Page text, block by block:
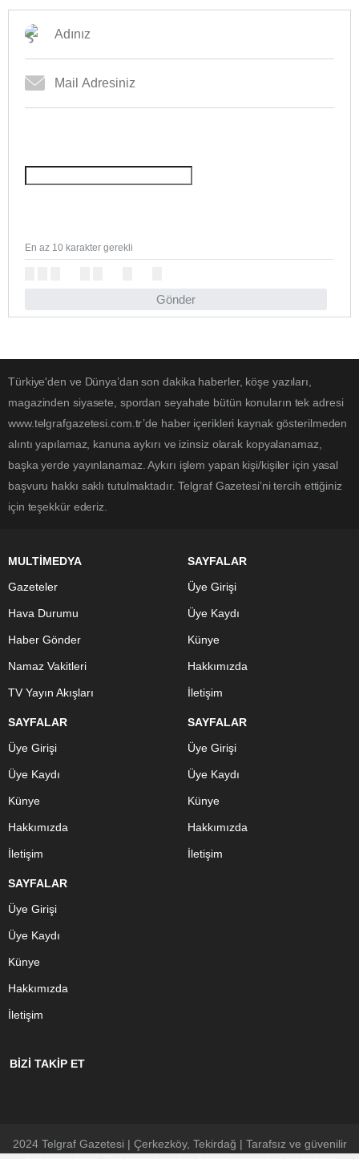
Gönder
En az 10 karakter gerekli
Türkiye'den ve Dünya’dan son dakika haberler, köşe yazıları,
magazinden siyasete, spordan seyahate bütün konuların tek adresi
www.telgrafgazetesi.com.tr’de haber içerikleri kaynak gösterilmeden
alıntı yapılamaz, kanuna aykırı ve izinsiz olarak kopyalanamaz,
başka yerde yayınlanamaz. Aykırı işlem yapan kişi/kişiler için yasal
başvuru hakkı saklı tutulmaktadır. Telgraf Gazetesi’ni tercih ettiğiniz
için teşekkür ederiz.
MULTİMEDYA
Gazeteler
Hava Durumu
Haber Gönder
Namaz Vakitleri
TV Yayın Akışları
SAYFALAR
Üye Girişi
Üye Kaydı
Künye
Hakkımızda
İletişim
SAYFALAR
Üye Girişi
Üye Kaydı
Künye
Hakkımızda
İletişim
SAYFALAR
Üye Girişi
Üye Kaydı
Künye
Hakkımızda
İletişim
SAYFALAR
Üye Girişi
Üye Kaydı
Künye
Hakkımızda
İletişim
BİZİ TAKİP ET
2024 Telgraf Gazetesi | Çerkezköy, Tekirdağ | Tarafsız ve güvenilir